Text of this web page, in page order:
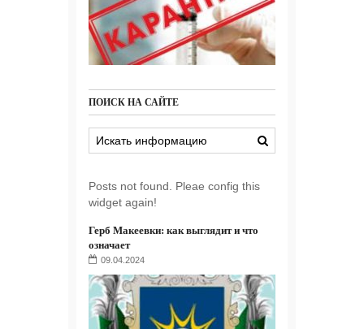
ПОИСК НА САЙТЕ
Posts not found. Pleae config this
widget again!
Герб Макеевки: как выглядит и что
означает
09.04.2024